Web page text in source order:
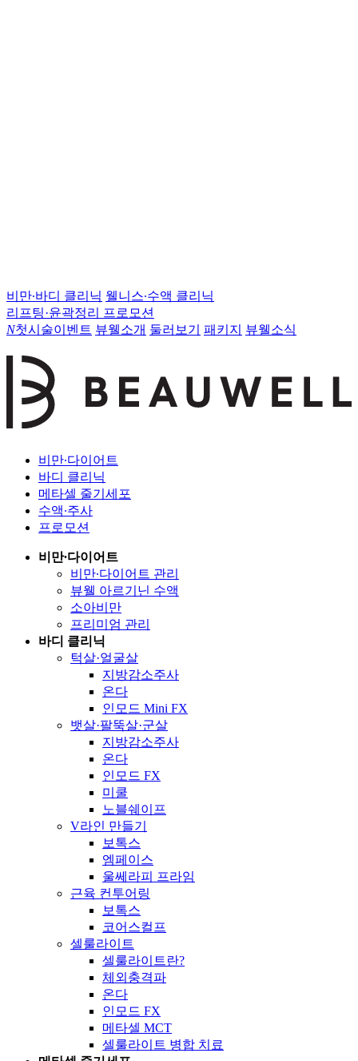
비만∙바디 클리닉 웰니스∙수액 클리닉
리프팅·윤곽정리 프로모션
N첫시술이벤트 뷰웰소개 둘러보기 패키지 뷰웰소식
비만∙다이어트
바디 클리닉
메타셀 줄기세포
수액∙주사
프로모션
비만∙다이어트
비만∙다이어트 관리
뷰웰 아르기닌 수액
소아비만
프리미엄 관리
바디 클리닉
턱살·얼굴살
지방감소주사
온다
인모드 Mini FX
뱃살·팔뚝살·군살
지방감소주사
온다
인모드 FX
미쿨
노블쉐이프
V라인 만들기
보톡스
엠페이스
울쎄라피 프라임
근육 컨투어링
보톡스
코어스컬프
셀룰라이트
셀룰라이트란?
체외충격파
온다
인모드 FX
메타셀 MCT
셀룰라이트 병합 치료